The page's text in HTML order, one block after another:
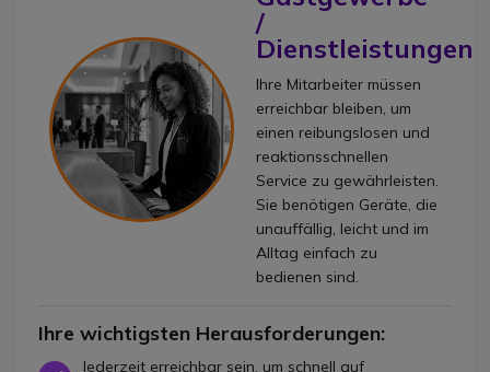
/
Dienstleistungen
Ihre Mitarbeiter müssen
erreichbar bleiben, um
einen reibungslosen und
reaktionsschnellen
Service zu gewährleisten.
Sie benötigen Geräte, die
unauffällig, leicht und im
Alltag einfach zu
bedienen sind.
Ihre wichtigsten Herausforderungen:
Jederzeit erreichbar sein, um schnell auf